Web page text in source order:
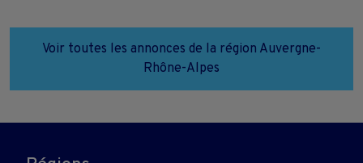
Voir toutes les annonces de la région Auvergne-
Rhône-Alpes